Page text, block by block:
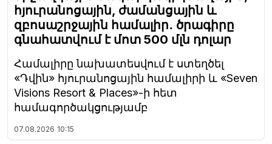
հյուրանոցային, ժամանցային և
զբոսաշրջային համալիր․ ծրագիրը
գնահատվում է մոտ 500 մլն դոլար
Համալիրը նախատեսվում է ստեղծել
«Դվին» հյուրանոցային համալիրի և «Seven
Visions Resort & Places»-ի հետ
համագործակցությամբ
07.08.2026 10:15